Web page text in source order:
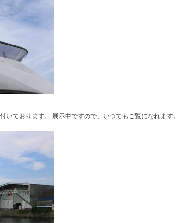
ております。 展示中ですので、いつでもご覧になれます。